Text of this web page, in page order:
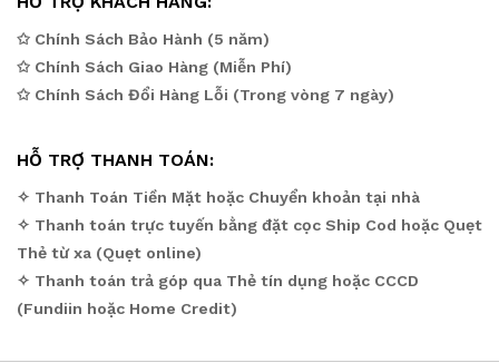
✩ Chính Sách Bảo Hành (5 năm)
✩ Chính Sách Giao Hàng (Miễn Phí)
✩ Chính Sách Đổi Hàng Lỗi (Trong vòng 7 ngày)
HỖ TRỢ THANH TOÁN:
✧ Thanh Toán Tiền Mặt hoặc Chuyển khoản tại nhà
✧ Thanh toán trực tuyến bằng đặt cọc Ship Cod hoặc Quẹt
Thẻ từ xa (Quẹt online)
✧ Thanh toán trả góp qua Thẻ tín dụng hoặc CCCD
(Fundiin hoặc Home Credit)